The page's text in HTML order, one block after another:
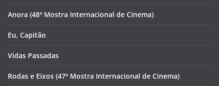
Anora (48ª Mostra Internacional de Cinema)
Eu, Capitão
Vidas Passadas
Rodas e Eixos (47ª Mostra Internacional de Cinema)